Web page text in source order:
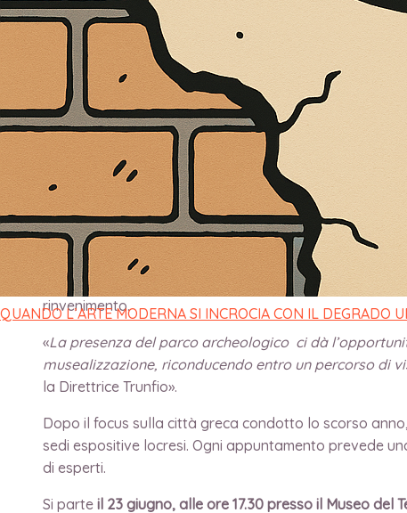
QUANDO L’ARTE MODERNA SI INCROCIA CON IL DEGRADO
Condividi:
DALLO SCAVO
INCONTRI
didirettore/26 Giugno 2023
Visto il successo dello scorso anno, torna “Locri
dalla Direttrice Elena Trunfio. L’iniziativa ha lo scopo
rinvenimento.
«La presenza del parco archeologico ci dà
musealizzazione, riconducendo entro un percorso di
la Direttrice Trunfio».
Dopo il focus sulla città greca condotto lo scorso
sedi espositive locresi. Ogni appuntamento prevede
di esperti.
Si parte il 23 giugno, alle ore 17.30 presso il Museo del